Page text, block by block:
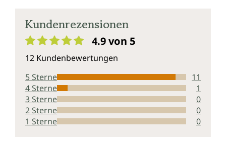
Kundenrezensionen
4.9 von 5
12 Kundenbewertungen
5 Sterne
11
4 Sterne
1
3 Sterne
0
2 Sterne
0
1 Sterne
0